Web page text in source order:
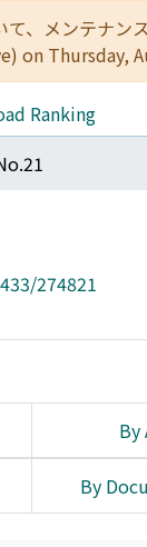
て、メンテ
on Thursday,
Ranking
274821
By
By